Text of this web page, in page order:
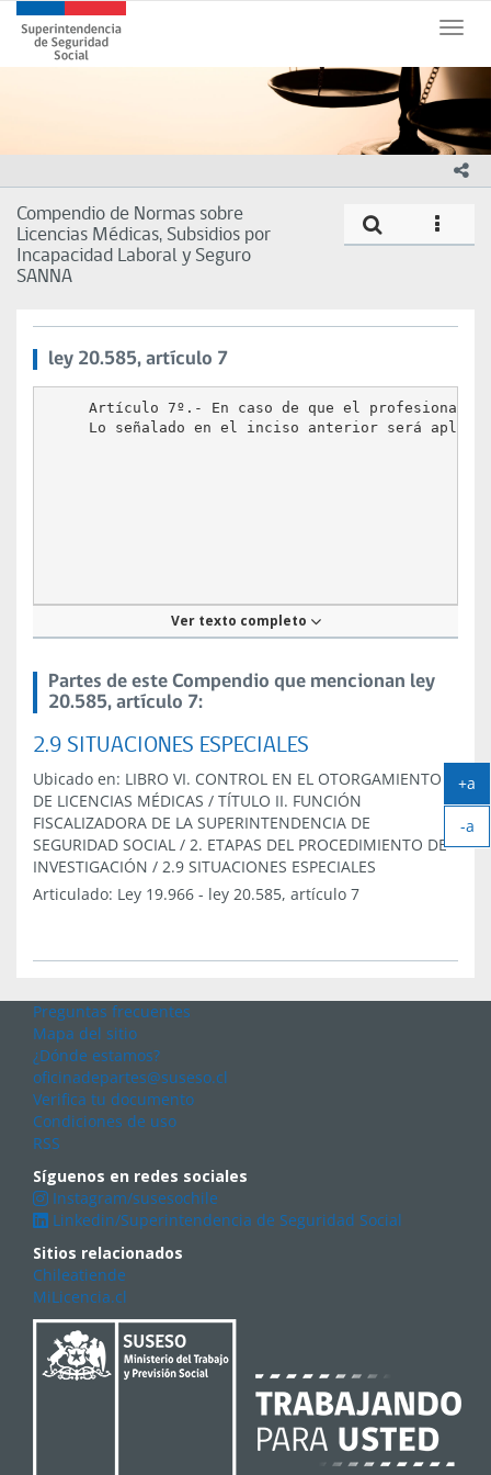
principal
Toggle
Superintendencia
de
Seguridad
Gobierno
Compendio de Normas sobre
Licencias Médicas, Subsidios por
Incapacidad Laboral y Seguro
SANNA
icono
ley 20.585, artículo 7
Artículo 7º.- En caso de que el profesional
7
Ver texto completo
Partes de este Compendio que mencionan ley
20.585, artículo 7:
2.9 SITUACIONES ESPECIALES
Ubicado en: LIBRO VI. CONTROL EN EL OTORGAMIENTO
DE LICENCIAS MÉDICAS / TÍTULO II. FUNCIÓN
FISCALIZADORA DE LA SUPERINTENDENCIA DE
SEGURIDAD SOCIAL / 2. ETAPAS DEL PROCEDIMIENTO DE
INVESTIGACIÓN / 2.9 SITUACIONES ESPECIALES
Articulado: Ley 19.966 - ley 20.585, artículo 7
Preguntas frecuentes
Mapa del sitio
¿Dónde estamos?
oficinadepartes@suseso.cl
Verifica tu documento
Condiciones de uso
RSS
Síguenos en redes sociales
Instagram/susesochile
Linkedin/Superintendencia de Seguridad Social
Sitios relacionados
Chileatiende
MiLicencia.cl
+a
-a